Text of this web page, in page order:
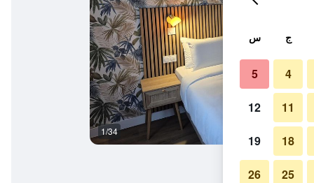
1/34
ج س
4
5
11
12
18
19
25
26